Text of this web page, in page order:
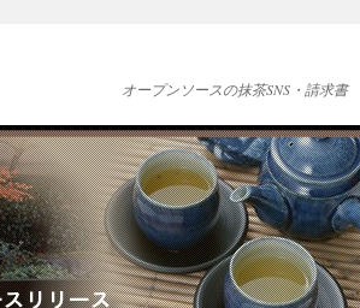
オープンソースの抹茶SNS・請求書